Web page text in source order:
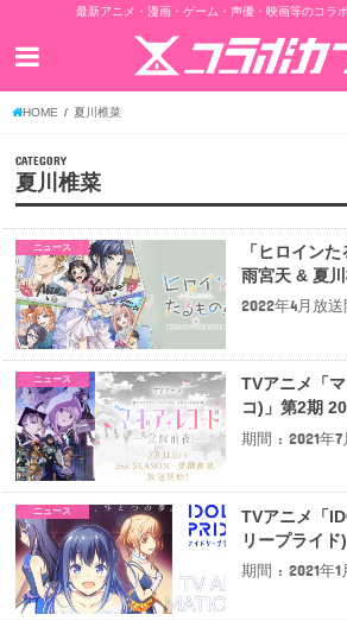
最新アニメ・漫画・ゲーム・声優・映画等のコラ
HOME 夏川椎菜
CATEGORY
夏川椎菜
ニュース
「ヒロイン
雨宮天 & 夏
2022年4月放
ニュース
TVアニメ「
コ)」第2期
期間 : 2021年7
ニュース
TVアニメ「
リープライ
期間 : 2021年1